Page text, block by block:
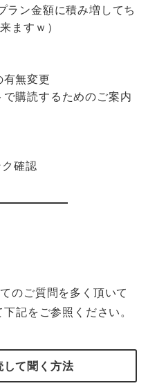
ラン金額に積み増してち
ますｗ）
無変更
購読するためのご案内
確認
のご質問を多く頂いて
記をご参照ください。
して聞く方法